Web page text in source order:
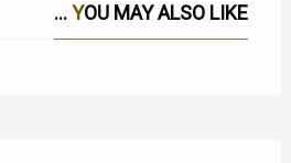
YOU MAY ALSO LIKE ...